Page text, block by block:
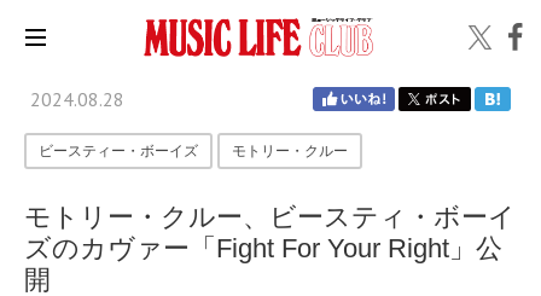
2024.08.28
ビースティー・ボーイズ モトリー・クルー
モトリー・クルー、ビースティ・ボーイ
ズのカヴァー「Fight For Your Right」公
開